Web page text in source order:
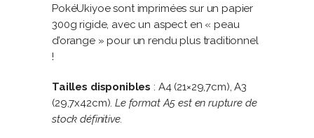
PokéUkiyoe sont imprimées sur un papier
300g rigide, avec un aspect en « peau
d’orange » pour un rendu plus traditionnel
!
Tailles disponibles : A4 (21×29,7cm), A3
(29,7x42cm).Le format A5 est en rupture de
stock définitive.